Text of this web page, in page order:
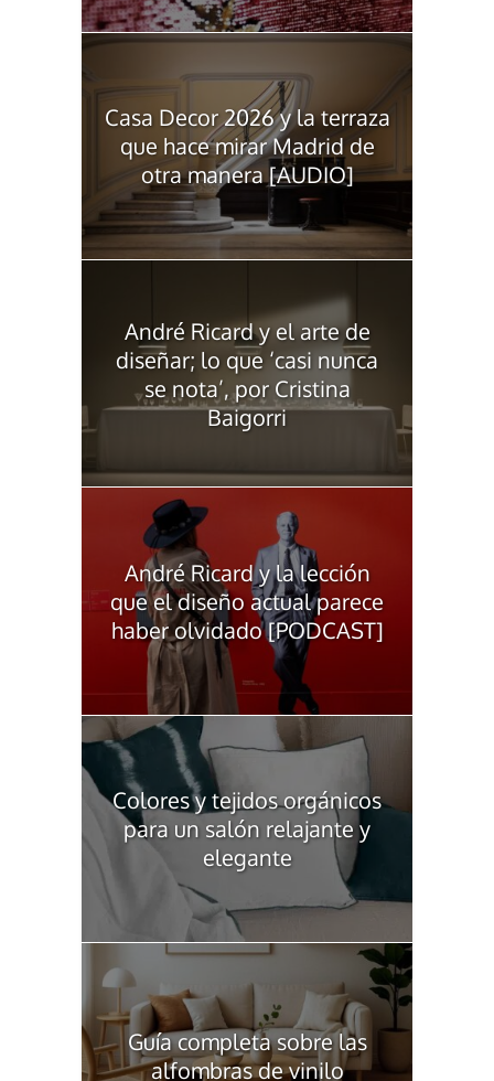
Casa Decor 2026 y la terraza
que hace mirar Madrid de
otra manera [AUDIO]
André Ricard y el arte de
diseñar; lo que ‘casi nunca
se nota’, por Cristina
Baigorri
André Ricard y la lección
que el diseño actual parece
haber olvidado [PODCAST]
Colores y tejidos orgánicos
para un salón relajante y
elegante
Guía completa sobre las
alfombras de vinilo